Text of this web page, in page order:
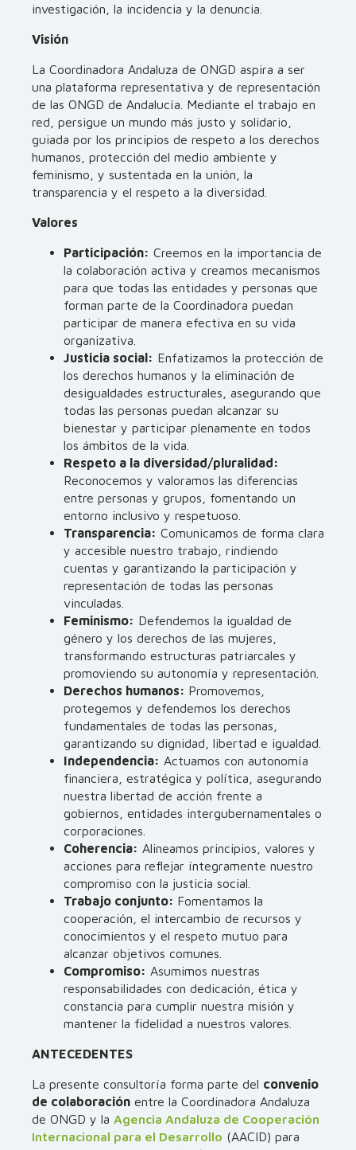
investigación, la incidencia y la denuncia.
Visión
La Coordinadora Andaluza de ONGD aspira a ser
una plataforma representativa y de representación
de las ONGD de Andalucía. Mediante el trabajo en
red, persigue un mundo más justo y solidario,
guiada por los principios de respeto a los derechos
humanos, protección del medio ambiente y
feminismo, y sustentada en la unión, la
transparencia y el respeto a la diversidad.
Valores
Participación: Creemos en la importancia de
la colaboración activa y creamos mecanismos
para que todas las entidades y personas que
forman parte de la Coordinadora puedan
participar de manera efectiva en su vida
organizativa.
Justicia social: Enfatizamos la protección de
los derechos humanos y la eliminación de
desigualdades estructurales, asegurando que
todas las personas puedan alcanzar su
bienestar y participar plenamente en todos
los ámbitos de la vida.
Respeto a la diversidad/pluralidad:
Reconocemos y valoramos las diferencias
entre personas y grupos, fomentando un
entorno inclusivo y respetuoso.
Transparencia: Comunicamos de forma clara
y accesible nuestro trabajo, rindiendo
cuentas y garantizando la participación y
representación de todas las personas
vinculadas.
Feminismo: Defendemos la igualdad de
género y los derechos de las mujeres,
transformando estructuras patriarcales y
promoviendo su autonomía y representación.
Derechos humanos: Promovemos,
protegemos y defendemos los derechos
fundamentales de todas las personas,
garantizando su dignidad, libertad e igualdad.
Independencia: Actuamos con autonomía
financiera, estratégica y política, asegurando
nuestra libertad de acción frente a
gobiernos, entidades intergubernamentales o
corporaciones.
Coherencia: Alineamos principios, valores y
acciones para reflejar íntegramente nuestro
compromiso con la justicia social.
Trabajo conjunto: Fomentamos la
cooperación, el intercambio de recursos y
conocimientos y el respeto mutuo para
alcanzar objetivos comunes.
Compromiso: Asumimos nuestras
responsabilidades con dedicación, ética y
constancia para cumplir nuestra misión y
mantener la fidelidad a nuestros valores.
ANTECEDENTES
La presente consultoría forma parte del convenio
de colaboración entre la Coordinadora Andaluza
de ONGD y la Agencia Andaluza de Cooperación
Internacional para el Desarrollo (AACID) para